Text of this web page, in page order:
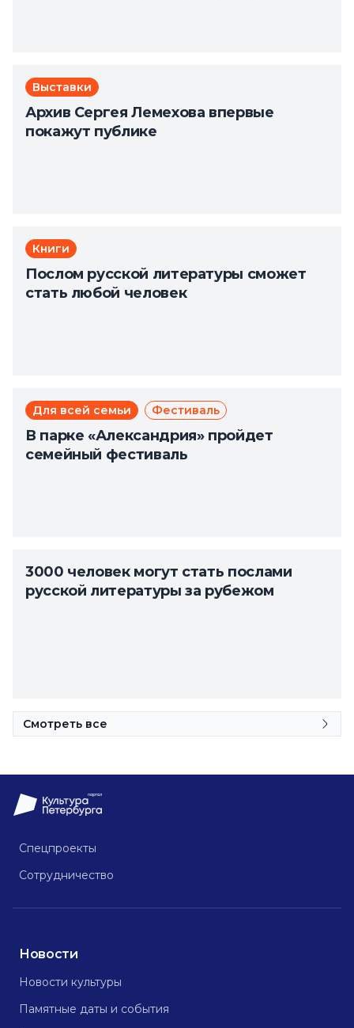
Выставки
Архив Сергея Лемехова впервые
покажут публике
Книги
Послом русской литературы сможет
стать любой человек
Для всей семьи Фестиваль
В парке «Александрия» пройдет
семейный фестиваль
3000 человек могут стать послами
русской литературы за рубежом
Смотреть все
Спецпроекты
Сотрудничество
Новости
Новости культуры
Памятные даты и события